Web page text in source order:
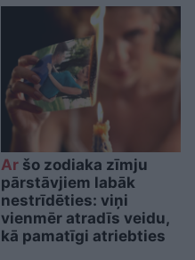
Aršo zodiaka zīmju
pārstāvjiem labāk
nestrīdēties: viņi
vienmēr atradīs veidu,
kā pamatīgi atriebties